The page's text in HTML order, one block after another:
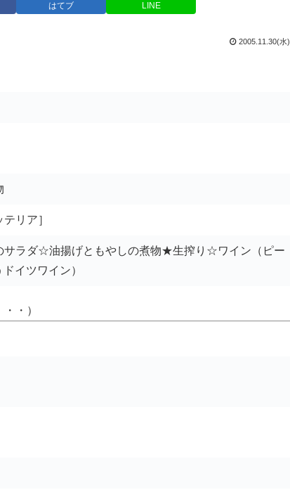
はてブ LINE
2005.11.30(水)
リア］
ラダ☆油揚げともやしの煮物★生搾り☆ワイン（ピー
イツワイン）
・）